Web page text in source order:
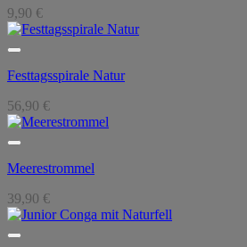
9,90 €
Festtagsspirale Natur
56,90 €
Meerestrommel
39,90 €